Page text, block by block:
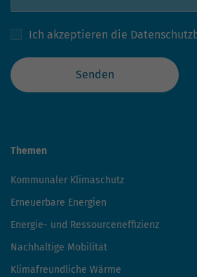
Ich akzeptieren die
Senden
Themen
Kommunaler Klimaschutz
Erneuerbare Energien
Energie- und Ressourceneffizienz
Nachhaltige Mobilität
Klimafreundliche Wärme